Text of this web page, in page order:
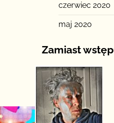
czerwiec 2020
maj 2020
Zamiast